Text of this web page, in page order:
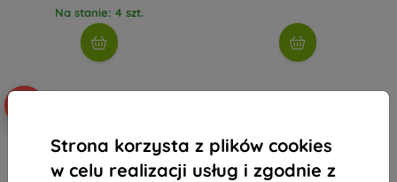
Strona korzysta z plików cookies
w celu realizacji usług i zgodnie z
Na stanie: 4 szt.